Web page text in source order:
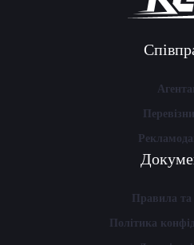
Правила
Політика